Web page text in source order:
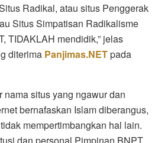
Radikal, atau situs Penggerak
Situs Simpatisan Radikalisme
TIDAKLAH mendidik,” jelas
diterima Panjimas.NETpada
situs yang ngawur dan
bernafaskan Islam diberangus,
mempertimbangkan hal lain.
dan personal Pimpinan BNPT